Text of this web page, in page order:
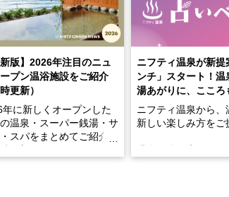
新版】2026年注目のニュ
プン温浴施設をご紹介
更新）
年に新しくオープンした
温泉・スーパー銭湯・サ
スパをまとめてご紹介！
ニフティ温泉が新提
ンチ」スタート！温
湯あがりに、こころ
ニフティ温泉から、
新しい楽しみ方をご